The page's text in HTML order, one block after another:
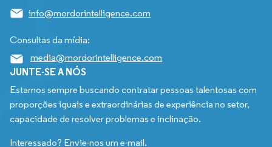
info@mordorintelligence.com
Consultas da mídia:
media@mordorintelligence.com
JUNTE-SE A NÓS
Estamos sempre buscando contratar pessoas talentosas com
proporções iguais e extraordinárias de experiência no setor,
capacidade de resolver problemas e inclinação.
Interessado? Envie-nos um e-mail.